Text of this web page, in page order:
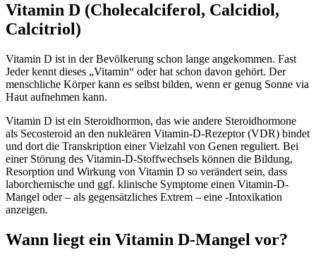
Vitamin D (Cholecalciferol, Calcidiol,
Calcitriol)
Vitamin D ist in der Bevölkerung schon lange angekommen. Fast
Jeder kennt dieses „Vitamin“ oder hat schon davon gehört. Der
menschliche Körper kann es selbst bilden, wenn er genug Sonne via
Haut aufnehmen kann.
Vitamin D ist ein Steroidhormon, das wie andere Steroidhormone
als Secosteroid an den nukleären Vitamin-D-Rezeptor (VDR) bindet
und dort die Transkription einer Vielzahl von Genen reguliert. Bei
einer Störung des Vitamin-D-Stoffwechsels können die Bildung,
Resorption und Wirkung von Vitamin D so verändert sein, dass
laborchemische und ggf. klinische Symptome einen Vitamin-D-
Mangel oder – als gegensätzliches Extrem – eine -Intoxikation
anzeigen.
Wann liegt ein Vitamin D-Mangel vor?